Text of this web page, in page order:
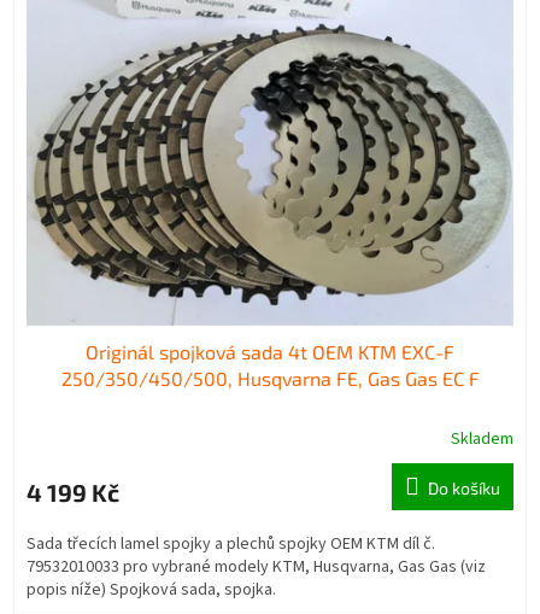
Originál spojková sada 4t OEM KTM EXC-F
250/350/450/500, Husqvarna FE, Gas Gas EC F
Skladem
4 199 Kč Do košíku
Sada třecích lamel spojky a plechů spojky OEM KTM díl č.
79532010033 pro vybrané modely KTM, Husqvarna, Gas Gas (viz
popis níže) Spojková sada, spojka.